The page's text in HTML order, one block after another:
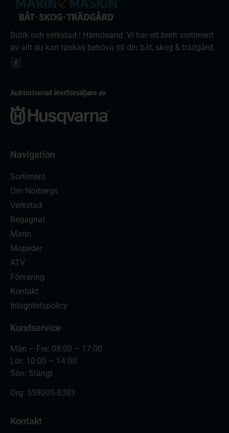
Butik och verkstad i Härnösand. Vi har ett brett sortiment
av allt du kan tänkas behöva till din båt, skog & trädgård.
Auktoriserad återförsäljare av
Navigation
Sortiment
Om Norbergs
Verkstad
Begagnat
Marin
Mopeder
ATV
Förvaring
Kontakt
Integritetspolicy
Kundservice
Mån – Fre: 08:00 – 17:00
Lör: 10:00 – 14:00
Sön: Stängt
Org: 559005-8383
Kontakt